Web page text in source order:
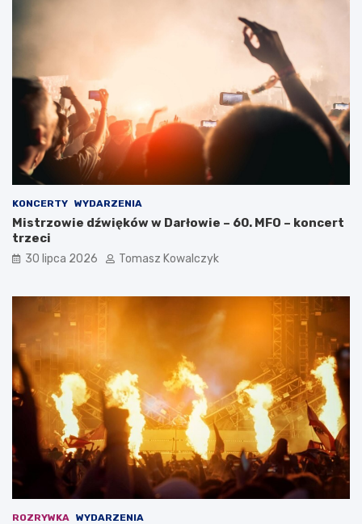
KONCERTY WYDARZENIA
Mistrzowie dźwięków w Darłowie – 60. MFO – koncert
trzeci
30 lipca 2026 Tomasz Kowalczyk
ROZRYWKA WYDARZENIA